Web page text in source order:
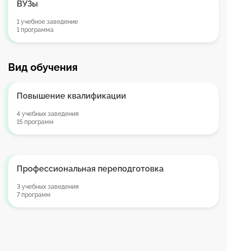
ВУЗы
1 учебное заведение
1 программа
Вид обучения
Повышение квалификации
4 учебных заведения
15 программ
Профессиональная переподготовка
3 учебных заведения
7 программ